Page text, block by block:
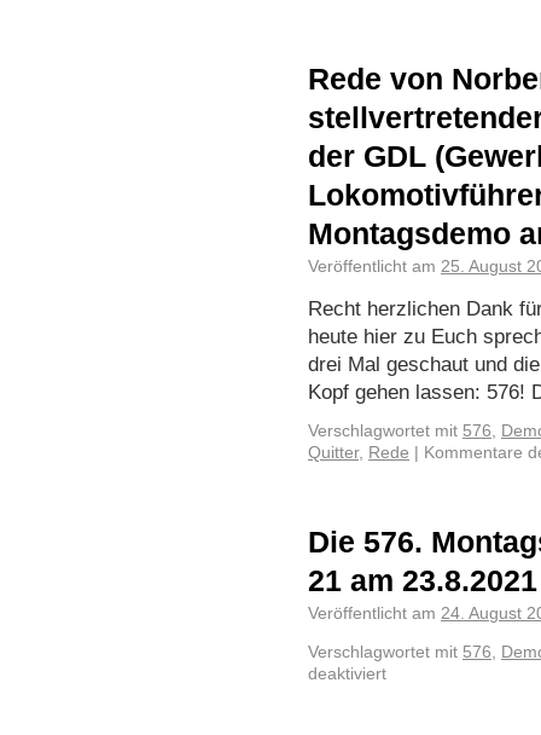
Rede von
der GDL
Montagsdemo
Veröffentlicht am 25. August
Recht herzlichen Dank
heute hier zu Euch
drei Mal geschaut und
Kopf gehen lassen:
Verschlagwortet mit 576,
Quitter, Rede Kommentare
Die 576.
21 am 23.8.2021
Veröffentlicht am 24. August
Verschlagwortet mit 576,
deaktiviert